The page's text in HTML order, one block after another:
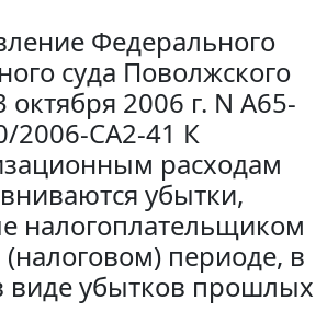
Федерального
суда Поволжского
октября 2006 г. N А65-
2006-СА2-41 К
расходам
убытки,
налогоплательщиком
периоде, в
виде убытков прошлых